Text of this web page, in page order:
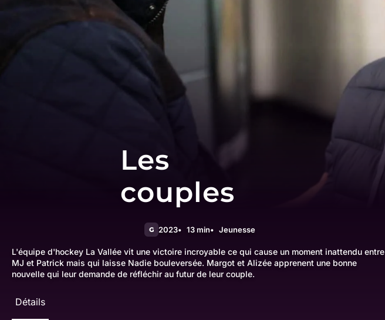
Les
couples
G 2023 13 min Jeunesse
L'équipe d'hockey La Vallée vit une victoire incroyable ce qui cause un moment inattendu entre
MJ et Patrick mais qui laisse Nadie bouleversée. Margot et Alizée apprenent une bonne
nouvelle qui leur demande de réfléchir au futur de leur couple.
Détails